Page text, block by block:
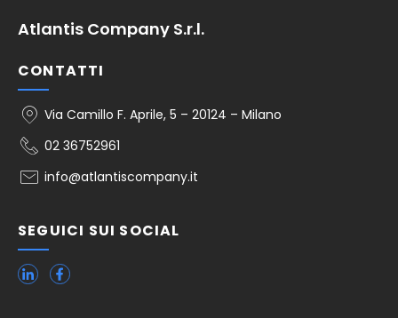
Atlantis Company S.r.l.
CONTATTI
Via Camillo F. Aprile, 5 – 20124 – Milano
02 36752961
info@atlantiscompany.it
SEGUICI SUI SOCIAL